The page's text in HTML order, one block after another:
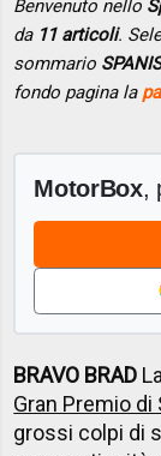
Benvenuto nello
da 11 articoli.
sommario
fondo pagina la
MotorBox,
BRAVO BRAD
Gran Premio di
grossi colpi di